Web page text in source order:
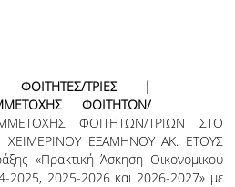
ΦΟΙΤΗΤΕΣ/ΤΡΙΕΣ |
ΦΟΙΤΗΤΩΝ/
ΠΡΑΚΤΙΚΗΣ
ΕΞΑΜΗΝΟΥ ΑΚ.
ΦΟΙΤΗΤΩΝ/ΤΡΙΩΝ ΣΤΟ
ΕΞΑΜΗΝΟΥ ΑΚ. ΕΤΟΥΣ
«Πρακτική Άσκηση Οικονομικού
2025, 2025-2026 και 2026-2027» με